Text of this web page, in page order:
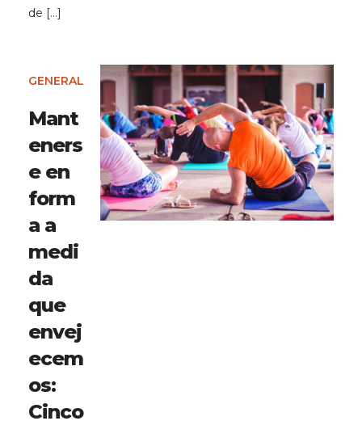
de […]
GENERAL
Mant
eners
e en
form
a a
medi
da
que
envej
ecem
os:
Cinco